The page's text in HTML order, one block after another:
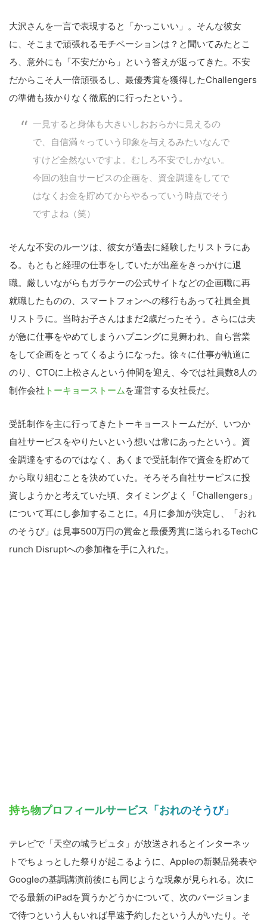
大沢さんを一言で表現すると「かっこいい」。そんな彼女
に、そこまで頑張れるモチベーションは？と聞いてみたとこ
ろ、意外にも「不安だから」という答えが返ってきた。不安
だからこそ人一倍頑張るし、最優秀賞を獲得したChallengers
の準備も抜かりなく徹底的に行ったという。
一見すると身体も大きいしおおらかに見えるの
で、自信満々っていう印象を与えるみたいなんで
すけど全然ないですよ。むしろ不安でしかない。
今回の独自サービスの企画を、資金調達をしてで
はなくお金を貯めてからやるっていう時点でそう
ですよね（笑）
そんな不安のルーツは、彼女が過去に経験したリストラにあ
る。もともと経理の仕事をしていたが出産をきっかけに退
職。厳しいながらもガラケーの公式サイトなどの企画職に再
就職したものの、スマートフォンへの移行もあって社員全員
リストラに。当時お子さんはまだ2歳だったそう。さらには夫
が急に仕事をやめてしまうハプニングに見舞われ、自ら営業
をして企画をとってくるようになった。徐々に仕事が軌道に
のり、CTOに上松さんという仲間を迎え、今では社員数8人の
制作会社 トーキョーストームを運営する女社長だ。
受託制作を主に行ってきたトーキョーストームだが、いつか
自社サービスをやりたいという想いは常にあったという。資
金調達をするのではなく、あくまで受託制作で資金を貯めて
から取り組むことを決めていた。そろそろ自社サービスに投
資しようかと考えていた頃、タイミングよく「Challengers」
について耳にし参加することに。4月に参加が決定し、「おれ
のそうび」は見事500万円の賞金と最優秀賞に送られるTechC
runch Disruptへの参加権を手に入れた。
持ち物プロフィールサービス「おれのそうび」
テレビで「天空の城ラピュタ」が放送されるとインターネッ
トでちょっとした祭りが起こるように、Appleの新製品発表や
Googleの基調講演前後にも同じような現象が見られる。次に
でる最新のiPadを買うかどうかについて、次のバージョンま
で待つという人もいれば早速予約したという人がいたり。そ